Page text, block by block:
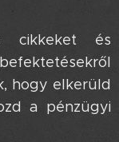
cikkeket és
hogy elkerüld
a pénzügyi